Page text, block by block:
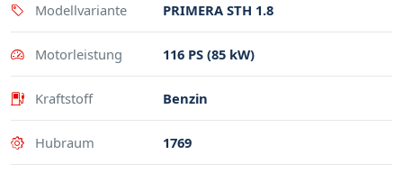
Modellvariante PRIMERA STH 1.8
Motorleistung 116 PS (85 kW)
Kraftstoff Benzin
Hubraum 1769